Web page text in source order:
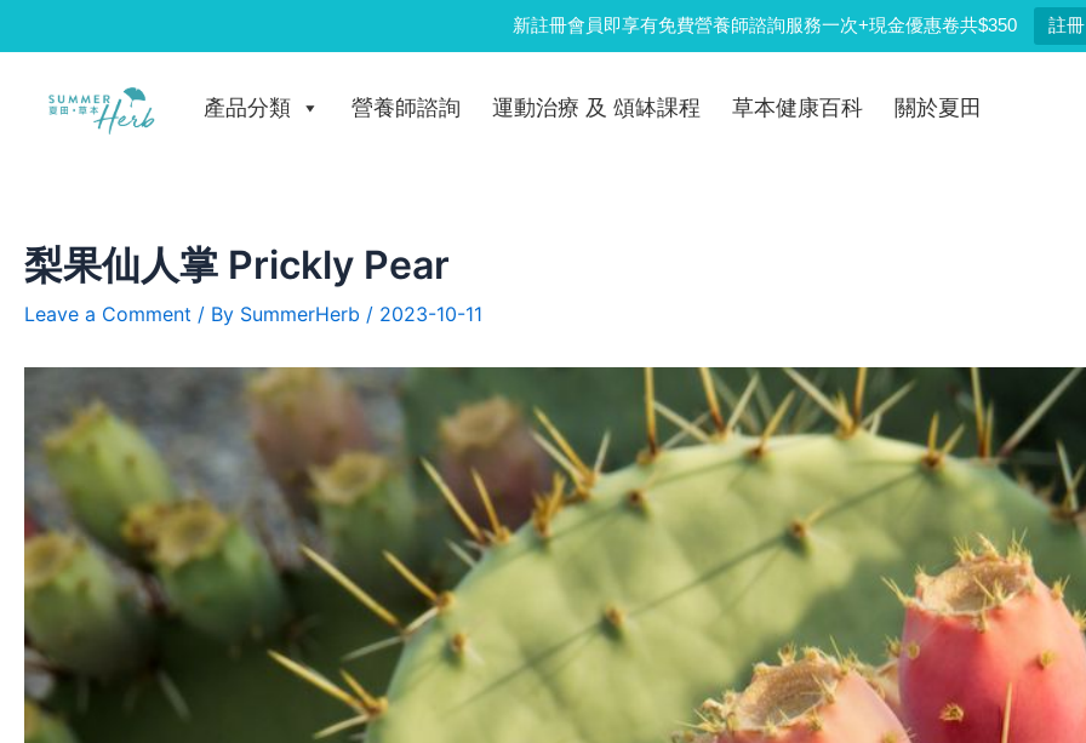
新註冊會員即享有免費營養師諮詢服務一次+現金優惠卷共$350 註冊
to
產品分類
營養師諮詢 運動治療 及 頌缽課程 草本健康百科 關於夏田
梨果仙人掌 Prickly Pear
Leave a Comment / By SummerHerb / 2023-10-11
navigation